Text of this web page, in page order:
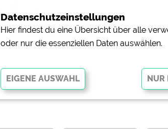
News-Archiv von
Datenschutzeinstellungen
Hier findest du eine Übersicht über alle
oder nur die essenziellen Daten auswählen.